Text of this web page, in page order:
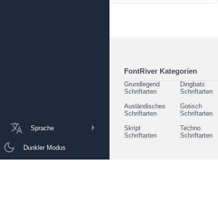
Sprache
Dunkler Modus
FontRiver Kategorien
Grundlegend
Schriftarten
Dingbats
Schriftarten
Ausländisches
Schriftarten
Gotisch
Schriftarten
Skript
Schriftarten
Techno
Schriftarten